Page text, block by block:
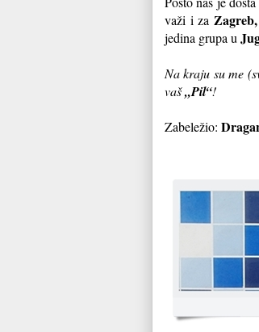
važi i za
jedina grupa u
Na kraju su me
vaš,,Pil“!
Zabeležio: